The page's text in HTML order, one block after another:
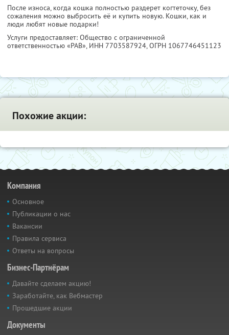
После износа, когда кошка полностью раздерет когтеточку, без
сожаления можно выбросить её и купить новую. Кошки, как и
люди любят новые подарки!
Услуги предоставляет: Общество с ограниченной
ответственностью «РАВ», ИНН 7703587924, ОГРН 1067746451123
Похожие акции:
Компания
Основное
Публикации о нас
Вакансии
Правила сервиса
Ответы на вопросы
Бизнес-Партнёрам
Давайте сделаем акцию!
Заработайте, как Вебмастер
Прошедшие акции
Документы